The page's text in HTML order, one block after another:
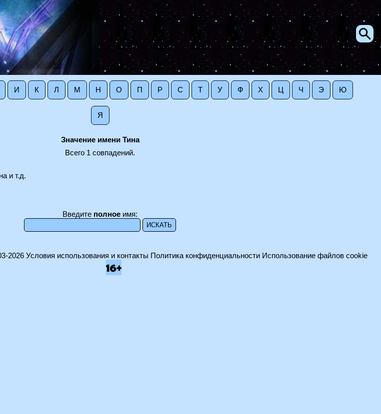
И К Л М Н О П Р С Т У Ф Х Ц Ч Э Ю
Я
Значение имени Тина
Всего 1 совпадений.
и т.д.
Введите полное имя:
2026 Условия использования и контакты Политика конфиденциальности Использование файлов cookie